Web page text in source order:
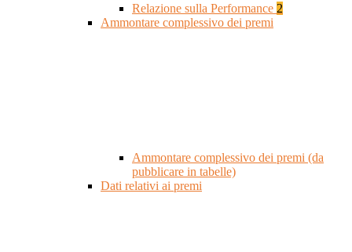
Relazione sulla Performance 2
Ammontare complessivo dei premi
Ammontare complessivo dei premi (da
pubblicare in tabelle)
Dati relativi ai premi